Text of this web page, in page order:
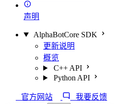
声明
AlphaBotCore SDK
更新说明
概览
C++ API
Python API
官方网站
我要反馈